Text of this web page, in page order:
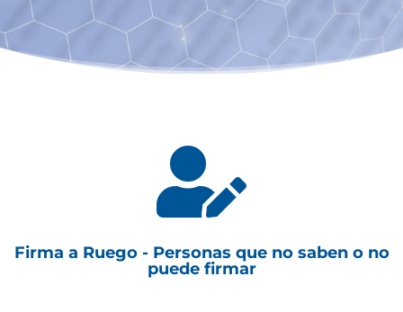

Firma a Ruego - Personas que no saben o no
puede firmar